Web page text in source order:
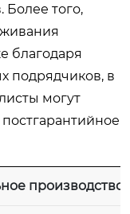
Более того,
благодаря
подрядчиков, в
могут
производство